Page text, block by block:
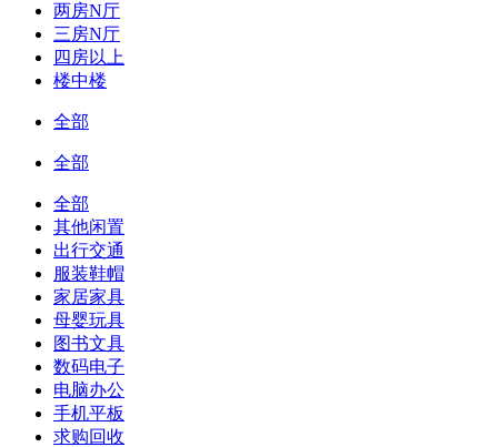
两房N厅
三房N厅
四房以上
楼中楼
全部
全部
全部
其他闲置
出行交通
服装鞋帽
家居家具
母婴玩具
图书文具
数码电子
电脑办公
手机平板
求购回收